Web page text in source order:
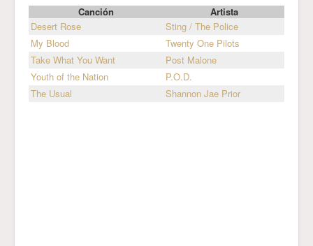
Canción
Artista
Desert Rose
Sting / The Police
My Blood
Twenty One Pilots
Take What You Want
Post Malone
Youth of the Nation
P.O.D.
The Usual
Shannon Jae Prior